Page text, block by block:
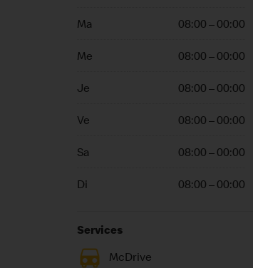
Ma 08:00 – 00:00
Me 08:00 – 00:00
Je 08:00 – 00:00
Ve 08:00 – 00:00
Sa 08:00 – 00:00
Di 08:00 – 00:00
Services
McDrive